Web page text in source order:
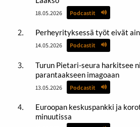
18.05.2026 Podcastit
Perheyrityksessä työt eivät
14.05.2026 Podcastit
Turun Pietari-seura harkitsee
parantaakseen imagoaan
13.05.2026 Podcastit
Euroopan keskuspankki ja
minuutissa